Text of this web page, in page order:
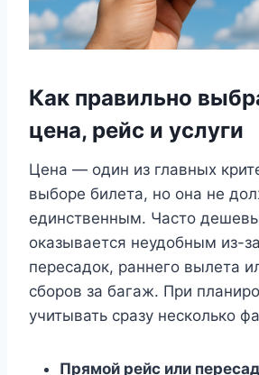
Как правильно
цена, рейс и услуги
Цена — один из главных
выборе билета, но она не
единственным. Часто
оказывается неудобным из-
пересадок, раннего вылета
сборов за багаж. При
учитывать сразу несколько
Прямой рейс или